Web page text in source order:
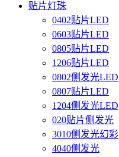
贴片灯珠
0402贴片LED
0603贴片LED
0805贴片LED
1206贴片LED
0802侧发光LED
0807贴片LED
1204侧发光LED
020贴片侧发光
3010侧发光幻彩
4040侧发光